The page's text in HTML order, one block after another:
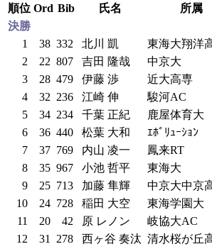
順位 Ord Bib 氏名 所属
決勝
1
38 332 北川 凱 東海大翔洋
2 22 807 吉田 隆哉 中京大
3 28 479 伊藤 渉 近大高専
4 32 236 江崎 伸 駿河AC
5 34 234 千葉 正紀 鹿屋体育大
6 36 440 松葉 大和 ｴﾎﾞﾘｭｰｼｮﾝ
7 37 769 内山 凌一 鳳来RT
8 35 967 小池 哲平 東海大
9 25 713 加藤 隼輝 中京大中京
10 24 728 稲田 大空 東海学園大
11 20 42 原 レノン 岐協大AC
12 31 278 西ヶ谷 奏汰 清水桜が丘